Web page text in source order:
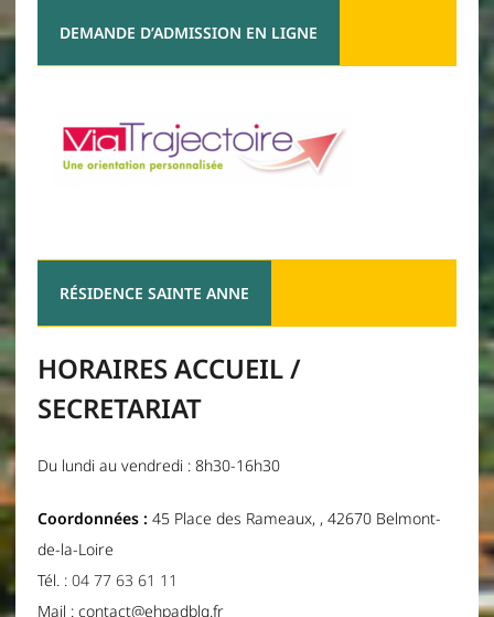
DEMANDE D’ADMISSION EN LIGNE
RÉSIDENCE SAINTE ANNE
HORAIRES ACCUEIL /
SECRETARIAT
Du lundi au vendredi : 8h30-16h30
Coordonnées : 45 Place des Rameaux, , 42670 Belmont-
de-la-Loire
Tél. : 04 77 63 61 11
Mail : contact@ehpadblg.fr